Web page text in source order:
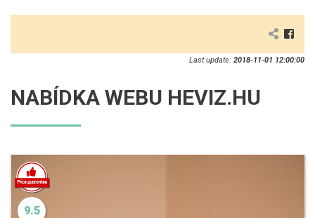
Last update: 2018-11-01 12:00:00
NABÍDKA WEBU HEVIZ.HU
9.5